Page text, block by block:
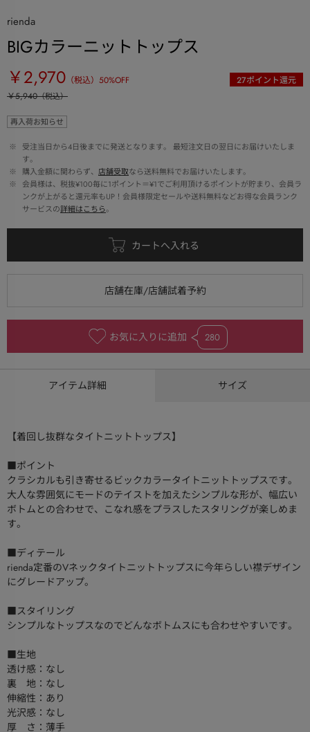
rienda
BIGカラーニットトップス
￥2,970 （税込） 50%OFF 27ポイント還元
￥5,940（税込）
再入荷お知らせ
※
受注当日から4日後までに発送となります。 最短注文日の翌日にお届けいたしま
す。
※
購入金額に関わらず、 店舗受取なら送料無料でお届けいたします。
※
会員様は、税抜¥100毎に1ポイント＝¥1でご利用頂けるポイントが貯まり、会員ラ
ンクが上がると還元率もUP！会員様限定セールや送料無料などお得な会員ランク
サービスの詳細はこちら。
お気に入りに追加 280
アイテム詳細 サイズ
【着回し抜群なタイトニットトップス】
■ポイント
クラシカルも引き寄せるビックカラータイトニットトップスです。
大人な雰囲気にモードのテイストを加えたシンプルな形が、幅広い
ボトムとの合わせで、こなれ感をプラスしたスタリングが楽しめま
す。
■ディテール
rienda定番のVネックタイトニットトップスに今年らしい襟デザイン
にグレードアップ。
■スタイリング
シンプルなトップスなのでどんなボトムスにも合わせやすいです。
■生地
透け感：なし
裏 地：なし
伸縮性：あり
光沢感：なし
厚 さ：薄手